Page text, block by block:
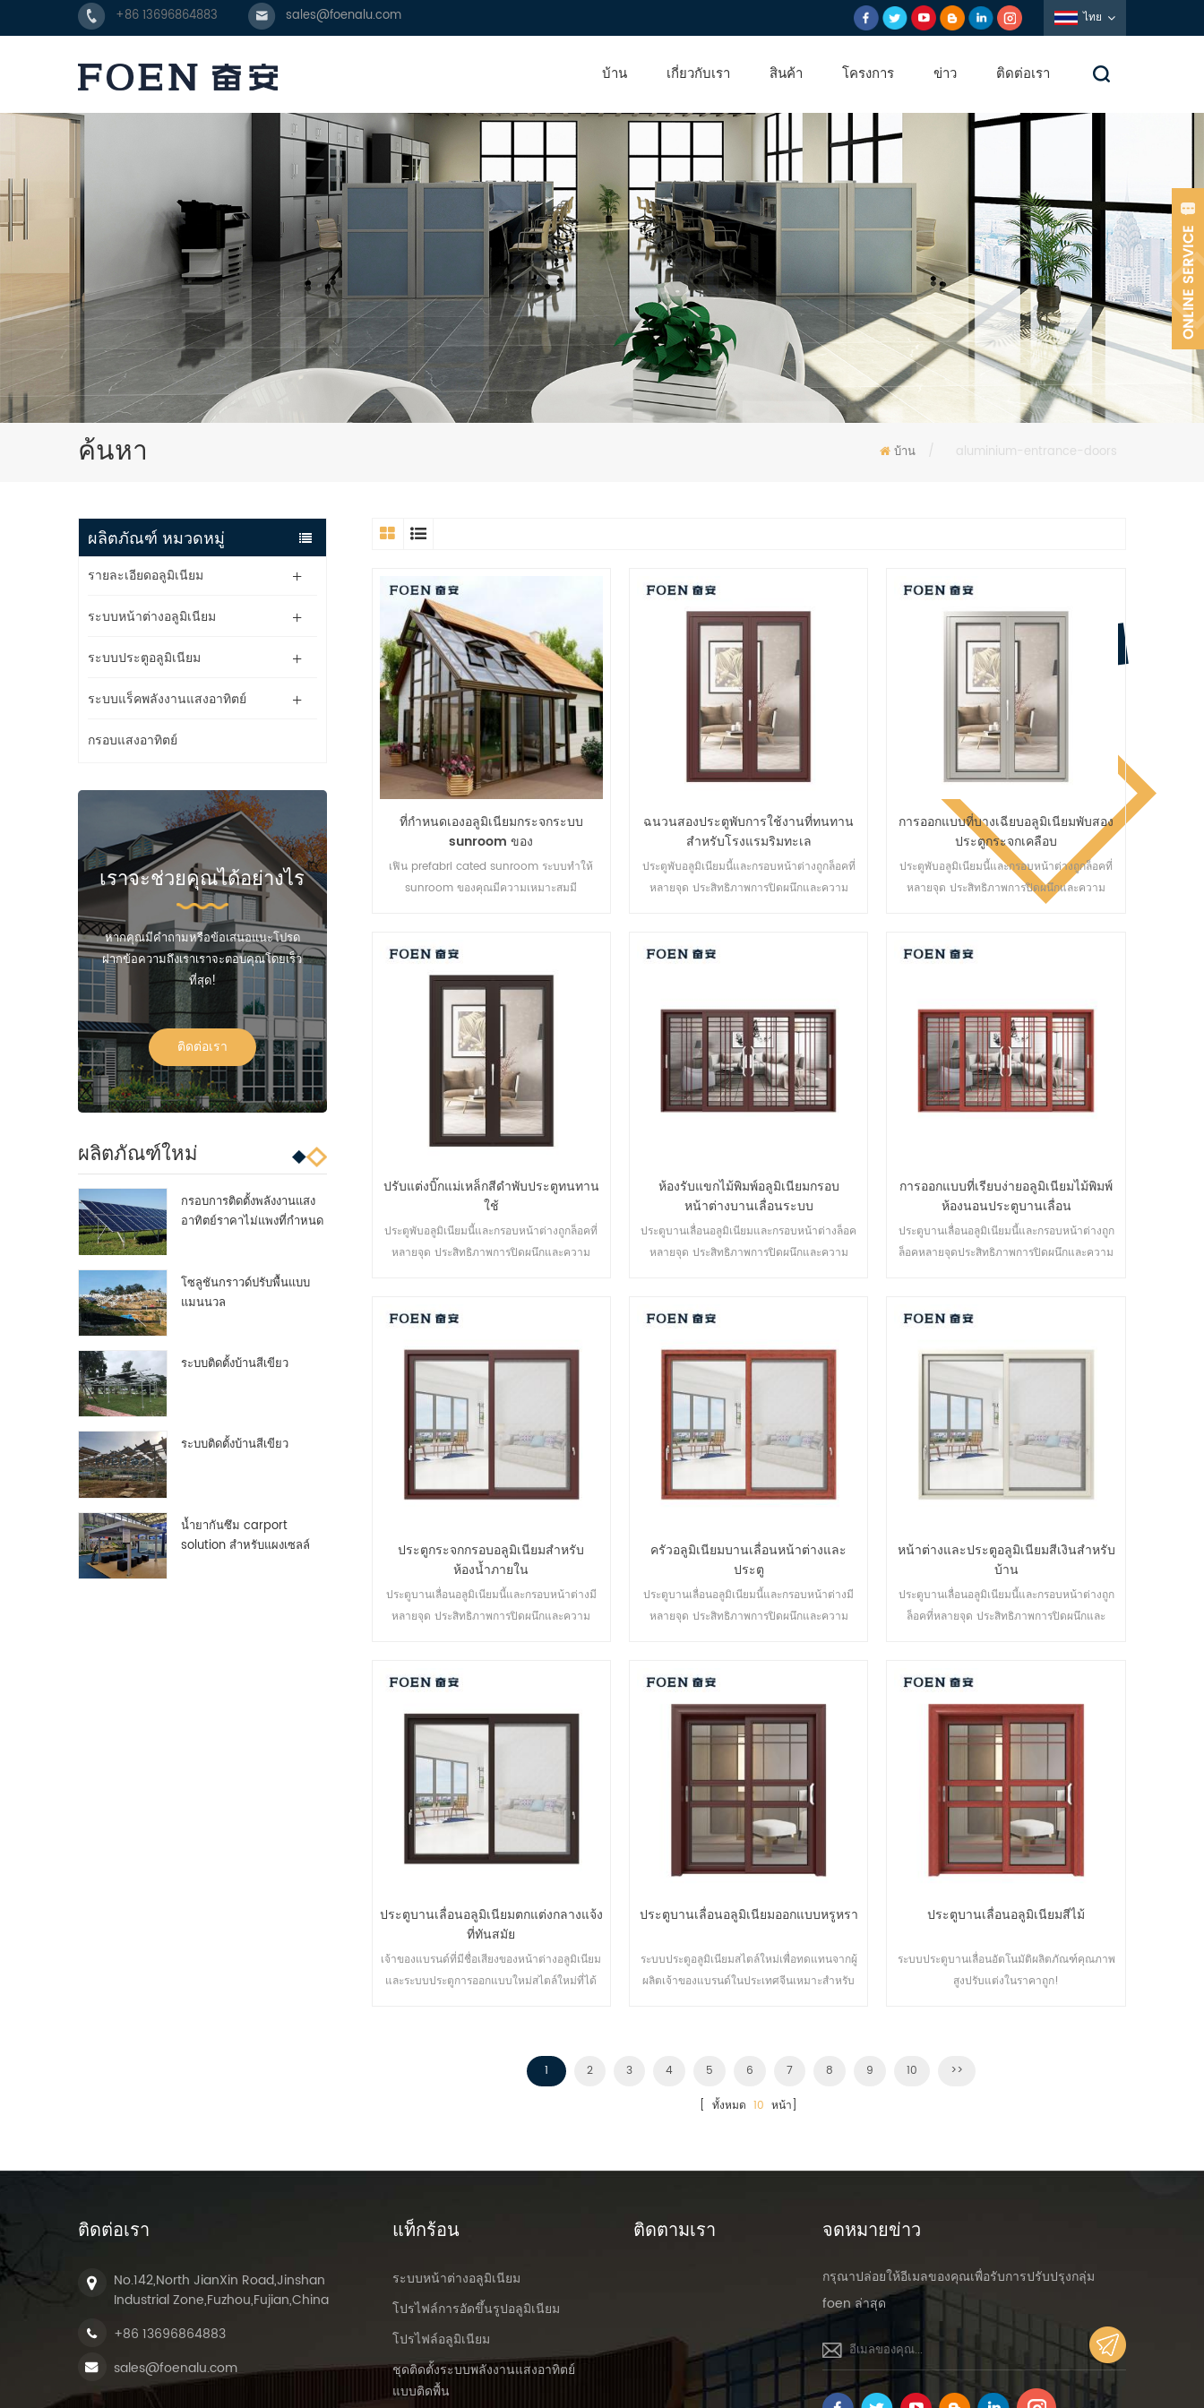
+86 13696864883 sales@foenalu.com ไทย
บ้าน เกี่ยวกับเรา สินค้า โครงการ ข่าว ติดต่อเรา
ค้นหา บ้าน / aluminium-entrance-doors
ผลิตภัณฑ์ หมวดหมู่
รายละเอียดอลูมิเนียม
ระบบหน้าต่างอลูมิเนียม
ระบบประตูอลูมิเนียม
ระบบแร็คพลังงานแสงอาทิตย์
กรอบแสงอาทิตย์
เราจะช่วยคุณได้อย่างไร
หากคุณมีคำถามหรือข้อเสนอแนะโปรด
ฝากข้อความถึงเราเราจะตอบคุณโดยเร็ว
ที่สุด!
ติดต่อเรา
ผลิตภัณฑ์ใหม่
กรอบการติดตั้งพลังงานแสง
อาทิตย์ราคาไม่แพงที่กำหนด
โซลูชันกราวด์ปรับพื้นแบบ
แมนนวล
ระบบติดตั้งบ้านสีเขียว
ระบบติดตั้งบ้านสีเขียว
น้ำยากันซึม carport
solution สำหรับแผงเซลล์
ที่กำหนดเองอลูมิเนียมกระจกระบบ
sunroom ของ
เฟิน prefabri cated sunroom ระบบทำให้
sunroom ของคุณมีความเหมาะสมมี
ฉนวนสองประตูพับการใช้งานที่ทนทาน
สำหรับโรงแรมริมทะเล
ประตูพับอลูมิเนียมนี้และกรอบหน้าต่างถูกล็อคที่
หลายจุด ประสิทธิภาพการปิดผนึกและความ
สถาปัตยกรรมที่แตกต่างกัน
การออกแบบที่บางเฉียบอลูมิเนียมพับสอง
ประตูกระจกเคลือบ
ประตูพับอลูมิเนียมนี้และกรอบหน้าต่างถูกล็อคที่
หลายจุด ประสิทธิภาพการปิดผนึกและความ
สถาปัตยกรรมที่แตกต่างกัน
ปรับแต่งบิ๊กแม่เหล็กสีดำพับประตูทนทาน
ใช้
ประตูพับอลูมิเนียมนี้และกรอบหน้าต่างถูกล็อคที่
หลายจุด ประสิทธิภาพการปิดผนึกและความ
สถาปัตยกรรมที่แตกต่างกัน
ห้องรับแขกไม้พิมพ์อลูมิเนียมกรอบ
หน้าต่างบานเลื่อนระบบ
ประตูบานเลื่อนอลูมิเนียมและกรอบหน้าต่างล็อค
หลายจุด ประสิทธิภาพการปิดผนึกและความ
สถาปัตยกรรมที่แตกต่างกัน
การออกแบบที่เรียบง่ายอลูมิเนียมไม้พิมพ์
ห้องนอนประตูบานเลื่อน
ประตูบานเลื่อนอลูมิเนียมนี้และกรอบหน้าต่างถูก
ล็อคหลายจุดประสิทธิภาพการปิดผนึกและความ
สถาปัตยกรรมที่แตกต่างกัน
ประตูกระจกกรอบอลูมิเนียมสำหรับ
ห้องน้ำภายใน
ประตูบานเลื่อนอลูมิเนียมนี้และกรอบหน้าต่างมี
หลายจุด ประสิทธิภาพการปิดผนึกและความ
สถาปัตยกรรมที่แตกต่างกัน
ครัวอลูมิเนียมบานเลื่อนหน้าต่างและ
ประตู
ประตูบานเลื่อนอลูมิเนียมนี้และกรอบหน้าต่างมี
หลายจุด ประสิทธิภาพการปิดผนึกและความ
สถาปัตยกรรมที่แตกต่างกัน
หน้าต่างและประตูอลูมิเนียมสีเงินสำหรับ
บ้าน
ประตูบานเลื่อนอลูมิเนียมนี้และกรอบหน้าต่างถูก
ล็อคที่หลายจุด ประสิทธิภาพการปิดผนึกและ
ด้านสถาปัตยกรรมที่แตกต่างกัน
ประตูบานเลื่อนอลูมิเนียมตกแต่งกลางแจ้ง
ที่ทันสมัย
เจ้าของแบรนด์ที่มีชื่อเสียงของหน้าต่างอลูมิเนียม
และระบบประตูการออกแบบใหม่สไตล์ใหม่ที่ได้
ประตูบานเลื่อนอลูมิเนียมออกแบบหรูหรา
ระบบประตูอลูมิเนียมสไตล์ใหม่เพื่อทดแทนจากผู้
ผลิตเจ้าของแบรนด์ในประเทศจีนเหมาะสำหรับ
ประตูบานเลื่อนอลูมิเนียมสีไม้
ระบบประตูบานเลื่อนอัตโนมัติผลิตภัณฑ์คุณภาพ
สูงปรับแต่งในราคาถูก!
1 2 3 4 5 6 7 8 9 10 >>
[ ทั้งหมด10 หน้า]
ติดต่อเรา
No.142,North JianXin Road,Jinshan
Industrial Zone,Fuzhou,Fujian,China
+86 13696864883
sales@foenalu.com
แท็กร้อน
ระบบหน้าต่างอลูมิเนียม
โปรไฟล์การอัดขึ้นรูปอลูมิเนียม
โปรไฟล์อลูมิเนียม
ชุดติดตั้งระบบพลังงานแสงอาทิตย์
แบบติดพื้น
ติดตามเรา จดหมายข่าว
กรุณาปล่อยให้อีเมลของคุณเพื่อรับการปรับปรุงกลุ่ม
foen ล่าสุด